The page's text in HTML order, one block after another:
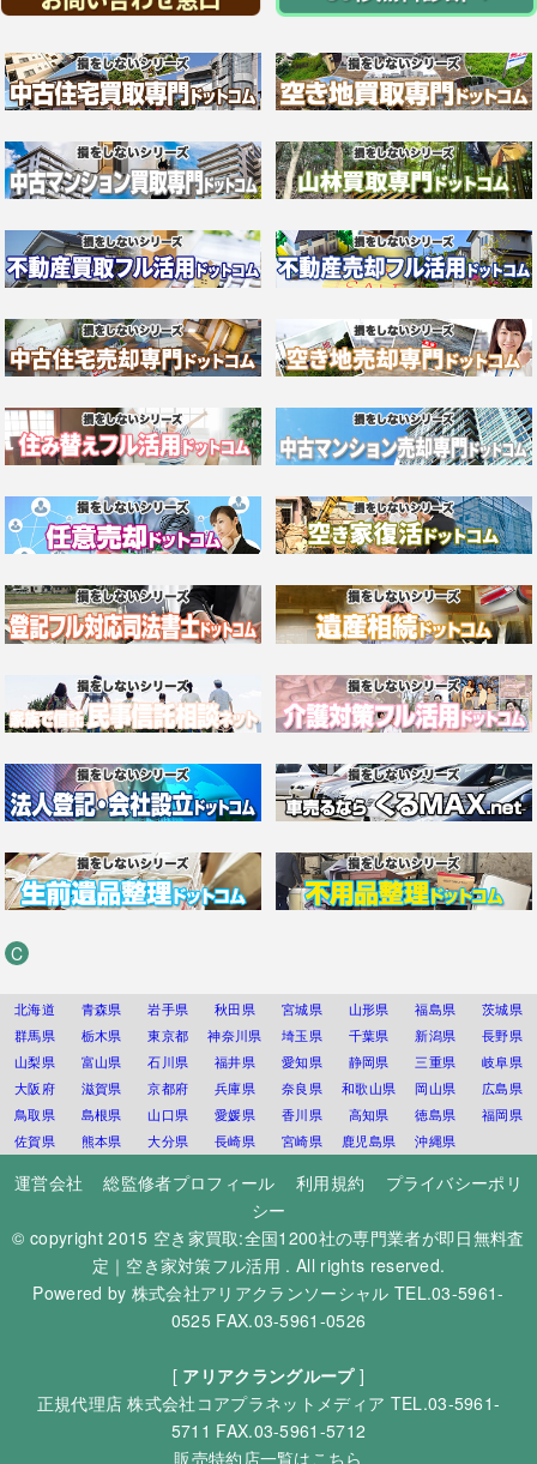
C
北海道 青森県 岩手県 秋田県 宮城県 山形県 福島県
茨城県
群馬県
栃木県 東京都 神奈川県 埼玉県 千葉県 新潟県
長野県
山梨県
富山県 石川県 福井県 愛知県 静岡県 三重県
岐阜県
大阪府
滋賀県 京都府 兵庫県 奈良県 和歌山県 岡山県
広島県
鳥取県
島根県 山口県 愛媛県 香川県 高知県 徳島県
福岡県
佐賀県
熊本県 大分県 長崎県 宮崎県 鹿児島県 沖縄県
運営会社 総監修者プロフィール 利用規約
プライバシーポリ
シー
© copyright 2015 空き家買取:全国1200社の専門業者が即日無料査
定｜空き家対策フル活用 . All rights reserved.
Powered by 株式会社アリアクランソーシャル TEL.03-5961-
0525 FAX.03-5961-0526
[ アリアクラングループ]
正規代理店株式会社コアプラネットメディア TEL.03-5961-
5711 FAX.03-5961-5712
販売特約店一覧はこちら